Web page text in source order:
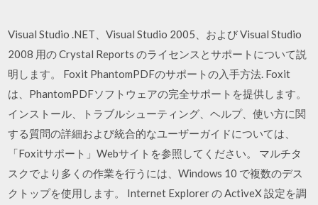
Visual Studio .NET、Visual Studio 2005、および Visual Studio
2008 用の Crystal Reports のライセンスとサポートについて説
明します。 Foxit PhantomPDFのサポートの入手方法. Foxit
は、PhantomPDFソフトウェアの完全サポートを提供します。
インストール、トラブルシューティング、ヘルプ、使い方に関
する質問の詳細および統合的なユーザーガイドについては、
「Foxitサポート」Webサイトを参照してください。 マルチタ
スクでより多くの作業を行うには、Windows 10 で複数のデス
クトップを使用します。 Internet Explorer の ActiveX 設定を調